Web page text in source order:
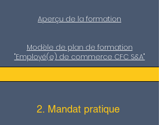
Aperçu de la formation
Modèle de plan de formation
"Employé(e) de commerce CFC S&A"
2. Mandat pratique